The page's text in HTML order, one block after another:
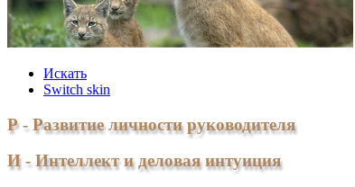
Искать
Switch skin
Р - Развитие личности руководителя
И - Интеллект и деловая интуиция